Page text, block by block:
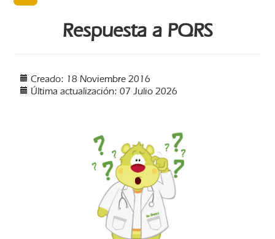
Respuesta a PQRS
Creado: 18 Noviembre 2016
Última actualización: 07 Julio 2026